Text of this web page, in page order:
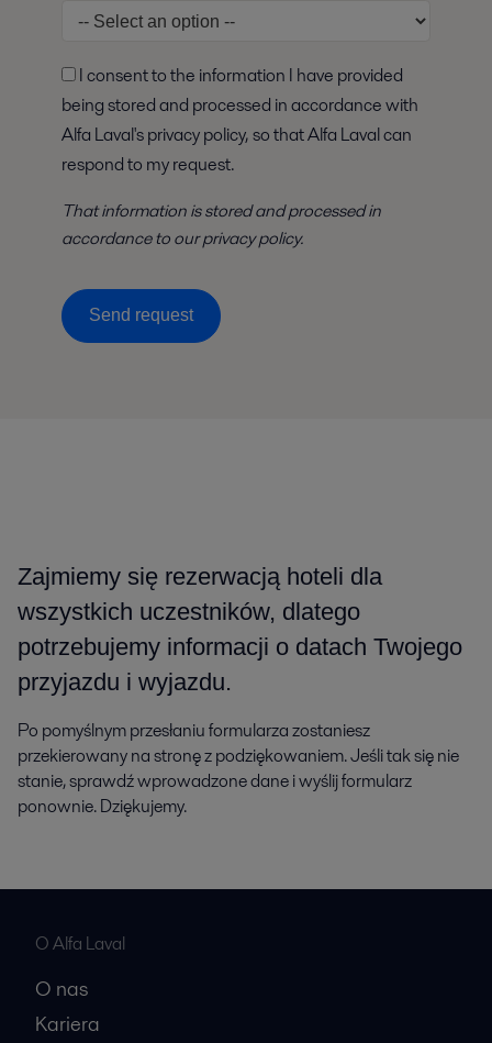
being stored and processed in accordance with
Alfa Laval's privacy policy, so that Alfa Laval can
respond to my request.
That information is stored andprocessedin
accordance toour privacy policy.
Send request
Zajmiemy się rezerwacją hoteli dla
wszystkich uczestników, dlatego
potrzebujemy informacji o datach Twojego
przyjazdu i wyjazdu.
Po pomyślnym przesłaniu formularza zostaniesz
przekierowany na stronę z podziękowaniem. Jeśli tak się nie
stanie, sprawdź wprowadzone dane i wyślij formularz
ponownie. Dziękujemy.
O Alfa Laval
O nas
Kariera